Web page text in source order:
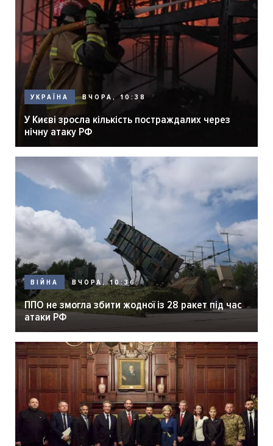
УКРАЇНА ВЧОРА, 10:38
У Києві зросла кількість постраждалих через
нічну атаку РФ
ВІЙНА ВЧОРА, 10:36
ППО не змогла збити жодної із 28 ракет під час
атаки РФ